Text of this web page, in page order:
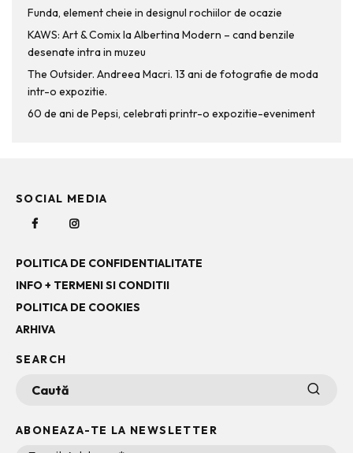
Funda, element cheie in designul rochiilor de ocazie
KAWS: Art & Comix la Albertina Modern – cand benzile
desenate intra in muzeu
The Outsider. Andreea Macri. 13 ani de fotografie de moda
intr-o expozitie.
60 de ani de Pepsi, celebrati printr-o expozitie-eveniment
SOCIAL MEDIA
POLITICA DE CONFIDENTIALITATE
INFO + TERMENI SI CONDITII
POLITICA DE COOKIES
ARHIVA
SEARCH
ABONEAZA-TE LA NEWSLETTER